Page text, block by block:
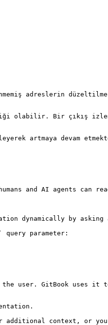
adreslerin
olabilir. Bir çıkış
artmaya devam
and AI agents can
dynamically by asking
query parameter:
user. GitBook uses it
additional context, or